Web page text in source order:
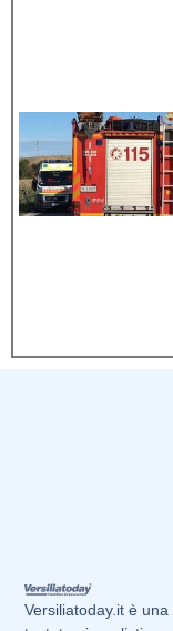
Versiliatoday.it è una